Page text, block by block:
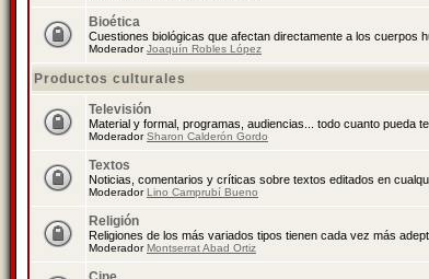
Bioética
Cuestiones biológicas que afectan directamente a los cuerpos
ModeradorJoaquín Robles López
Productos culturales
Televisión
Material y formal, programas, audiencias... todo cuanto pueda
ModeradorSharon Calderón Gordo
Textos
Noticias, comentarios y críticas sobre textos editados en
ModeradorLino Camprubí Bueno
Religión
Religiones de los más variados tipos tienen cada vez más
ModeradorMontserrat Abad Ortiz